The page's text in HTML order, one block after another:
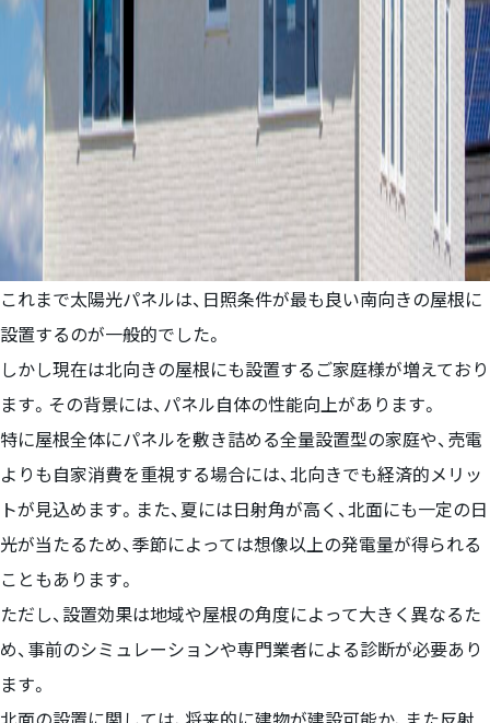
これまで太陽光パネルは、日照条件が最も良い南向きの屋根に
設置するのが一般的でした。
しかし現在は北向きの屋根にも設置するご家庭様が増えており
ます。その背景には、パネル自体の性能向上があります。
特に屋根全体にパネルを敷き詰める全量設置型の家庭や、売電
よりも自家消費を重視する場合には、北向きでも経済的メリッ
トが見込めます。また、夏には日射角が高く、北面にも一定の日
光が当たるため、季節によっては想像以上の発電量が得られる
こともあります。
ただし、設置効果は地域や屋根の角度によって大きく異なるた
め、事前のシミュレーションや専門業者による診断が必要あり
ます。